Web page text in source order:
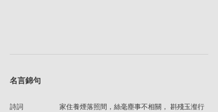
名言錦句
詩詞
家住養煙落照間，絲毫塵事不相關， 斟殘玉瀣行